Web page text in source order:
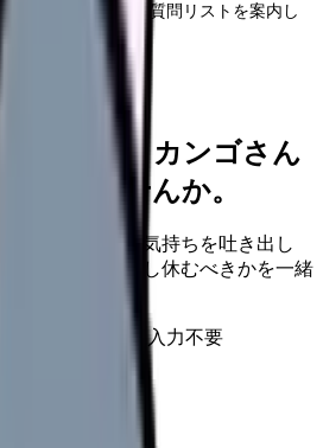
を比較するときの質問リストを案内し
いなら、カンゴさん
てみませんか。
みません。今の気持ちを吐き出し
めるべきか、少し休むべきかを一緒
なし
病院名は入力不要
談する